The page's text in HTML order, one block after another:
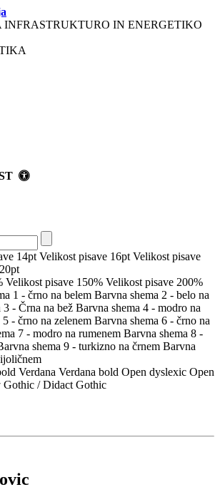
INFRASTRUKTURO IN ENERGETIKO
14pt Velikost pisave 16pt Velikost pisave
Velikost pisave 150% Velikost pisave 200%
1 - črno na belem Barvna shema 2 - belo na
3 - Črna na bež Barvna shema 4 - modro na
- črno na zelenem Barvna shema 6 - črno na
7 - modro na rumenem Barvna shema 8 -
shema 9 - turkizno na črnem Barvna
Verdana Verdana bold Open dyslexic Open
Gothic / Didact Gothic